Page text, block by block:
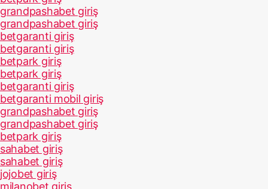
grandpashabet giriş
grandpashabet giriş
betgaranti giriş
betgaranti giriş
betpark giriş
betpark giriş
betgaranti giriş
betgaranti mobil giriş
grandpashabet giriş
grandpashabet giriş
betpark giriş
sahabet giriş
sahabet giriş
jojobet giriş
milanobet giriş